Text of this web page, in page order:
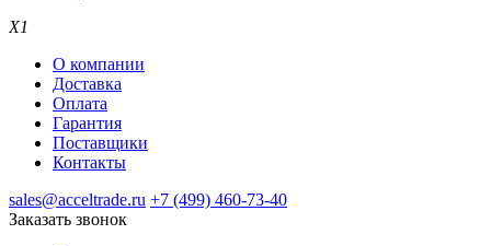
X1
О компании
Доставка
Оплата
Гарантия
Поставщики
Контакты
sales@acceltrade.ru +7 (499) 460-73-40
Заказать звонок